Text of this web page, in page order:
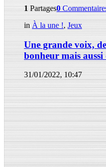
1 Partages0
in À la une !, Jeux
Une grande voix,
bonheur mais aussi
31/01/2022, 10:47